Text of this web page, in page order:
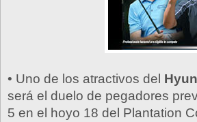
• Uno de los atractivos del
será el duelo de pegadores
5 en el hoyo 18 del Plantation